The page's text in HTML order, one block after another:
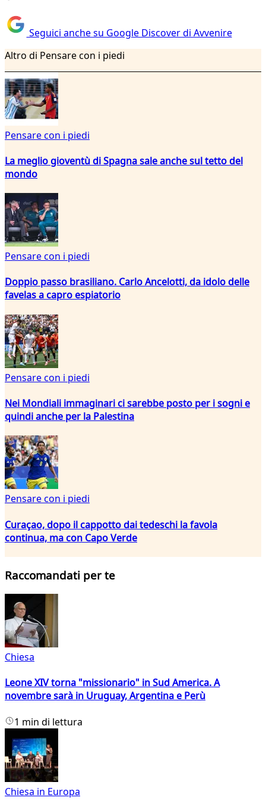
Seguici anche su Google Discover di Avvenire
Altro di Pensare con i piedi
Pensare con i piedi
La meglio gioventù di Spagna sale anche sul tetto del
mondo
Pensare con i piedi
Doppio passo brasiliano. Carlo Ancelotti, da idolo delle
favelas a capro espiatorio
Pensare con i piedi
Nei Mondiali immaginari ci sarebbe posto per i sogni e
quindi anche per la Palestina
Pensare con i piedi
Curaçao, dopo il cappotto dai tedeschi la favola
continua, ma con Capo Verde
Raccomandati per te
Chiesa
Leone XIV torna "missionario" in Sud America. A
novembre sarà in Uruguay, Argentina e Perù
1 min di lettura
Chiesa in Europa